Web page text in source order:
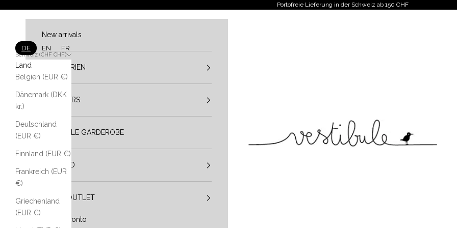
Portofreie Lieferung in der Schweiz ab 150 CHF
Schweiz (CHF CHF)
Land
Belgien (EUR €)
Dänemark (DKK
kr.)
Deutschland
(EUR €)
Finnland (EUR €)
Frankreich (EUR
€)
Griechenland
(EUR €)
New arrivals
KATEGORIEN
DESIGNERS
VESTIBULE GARDEROBE
IM TREND
SALE / OUTLET
Mein Konto
DE EN FR